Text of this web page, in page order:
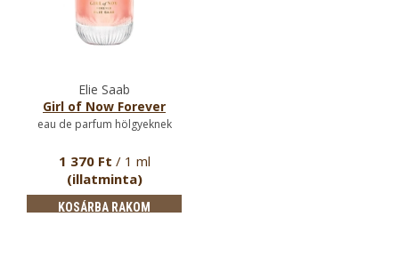
Elie Saab
Girl of Now Forever
eau de parfum hölgyeknek
1 370 Ft / 1 ml
(illatminta)
KOSÁRBA RAKOM